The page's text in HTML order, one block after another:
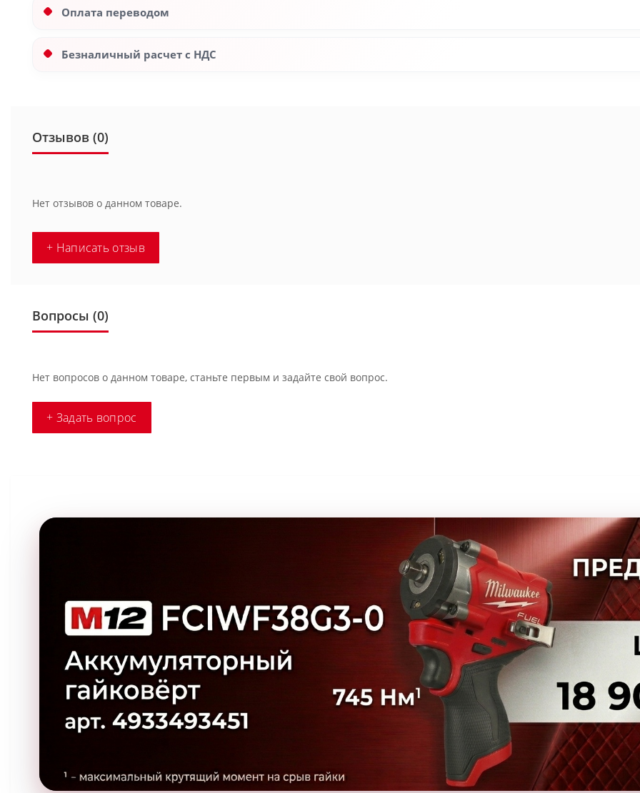
Оплата переводом
Безналичный расчет с НДС
Отзывов (0)
Нет отзывов о данном товаре.
+ Написать отзыв
Вопросы (0)
Нет вопросов о данном товаре, станьте первым и задайте свой вопрос.
+ Задать вопрос